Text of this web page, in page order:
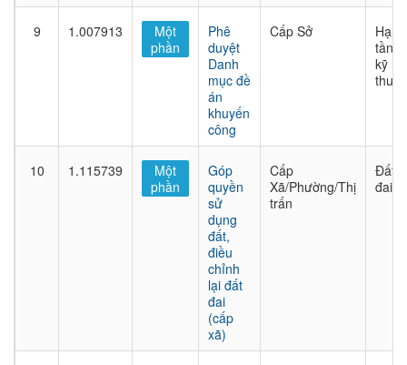
9 1.007913
Một
phần
Phê
duyệt
Danh
mục đề
án
khuyến
công
Cấp Sở
Hạ
tầng
kỹ
thuật
10 1.115739
Một
phần
Góp
quyền
sử
dụng
đất,
điều
chỉnh
lại đất
đai
(cấp
xã)
Cấp
Xã/Phường/Thị
trấn
Đất
đai